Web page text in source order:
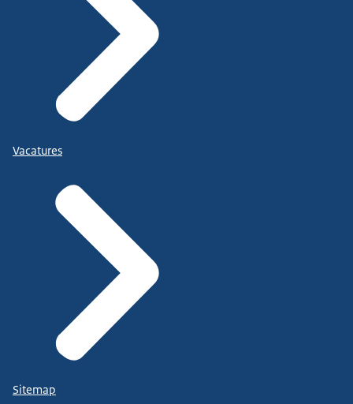
Vacatures
Sitemap